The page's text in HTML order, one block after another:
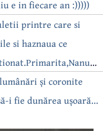
e in fiecare an :)))))
printre care si
si haznaua ce
si pe Izabel Mitrea
și coronite
i fie dunărea ușoară...